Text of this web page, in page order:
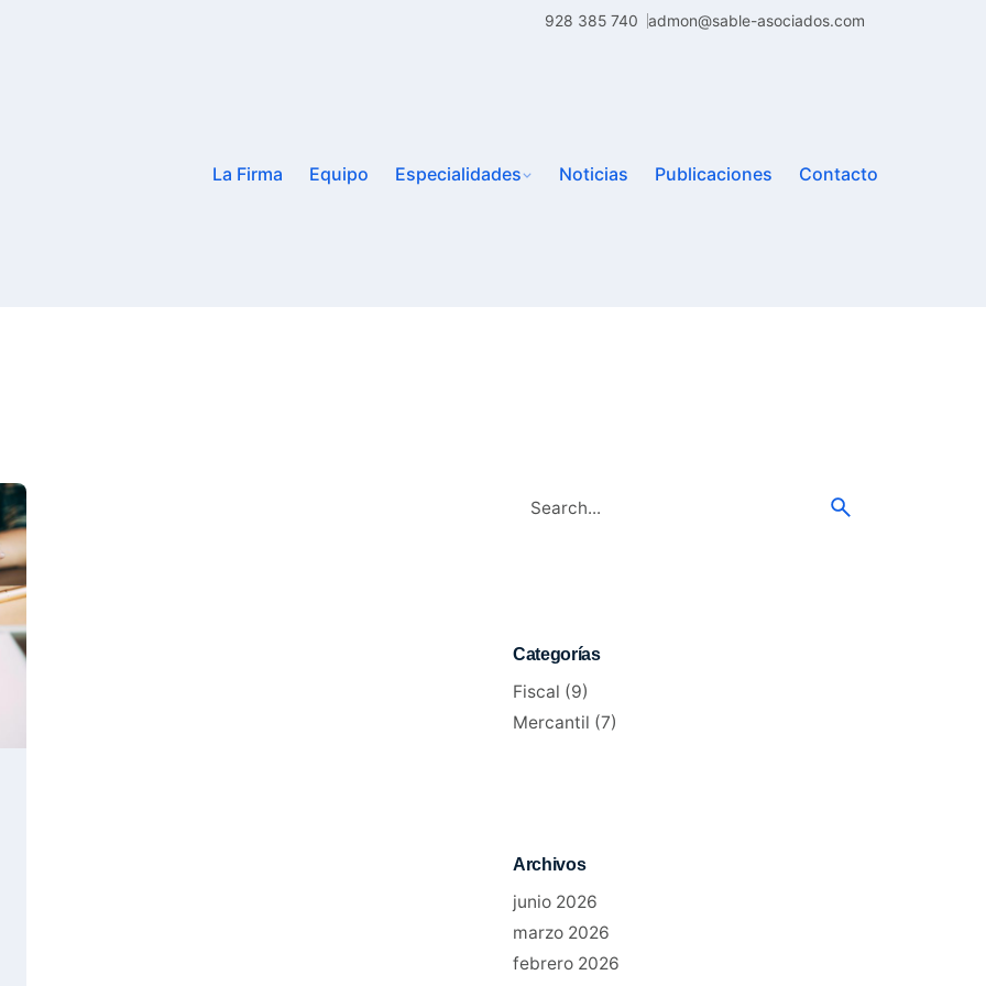
928 385 740 admon@sable-asociados.com
La Firma Equipo Especialidades Noticias Publicaciones Contacto
for
Categorías
Fiscal (9)
Mercantil (7)
Archivos
junio 2026
marzo 2026
febrero 2026